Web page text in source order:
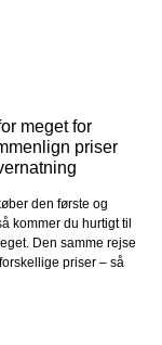
meget for
priser
den første og
kommer du hurtigt til
Den samme rejse
priser – så